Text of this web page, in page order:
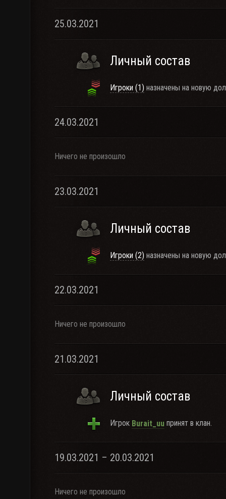
25.03.2021
Личный состав
Игроки (1) назначены на новую
24.03.2021
Ничего не произошло
23.03.2021
Личный состав
Игроки (2) назначены на новую
22.03.2021
Ничего не произошло
21.03.2021
Личный состав
Игрок Burait_uu принят в клан.
19.03.2021 – 20.03.2021
Ничего не произошло